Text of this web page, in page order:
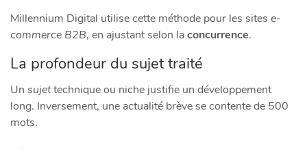
Millennium Digital utilise cette méthode pour les sites e-
commerce B2B, en ajustant selon laconcurrence.
La profondeur du sujet traité
Un sujettechnique ou niche justifie un développement
long. Inversement, une actualité brève se contente de 500
mots.